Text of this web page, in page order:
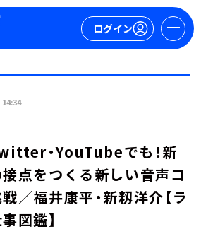
ログイン
14:34
・YouTubeでも！新
点をつくる新しい音声コ
／福井康平・新籾洋介【ラ
図鑑】